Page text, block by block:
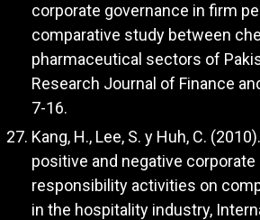
corporate governance in firm
comparative study between
pharmaceutical sectors of
Research Journal of Finance
7-16.
Kang, H., Lee, S. y Huh, C.
positive and negative corporate
responsibility activities on
in the hospitality industry,